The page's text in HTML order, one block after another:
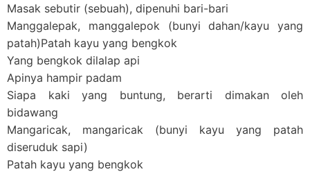
Masak sebutir (sebuah), dipenuhi bari-bari
Manggalepak, manggalepok (bunyi dahan/kayu yang
patah)Patah kayu yang bengkok
Yang bengkok dilalap api
Apinya hampir padam
Siapa kaki yang buntung, berarti dimakan oleh
bidawang
Mangaricak, mangaricak (bunyi kayu yang patah
diseruduk sapi)
Patah kayu yang bengkok